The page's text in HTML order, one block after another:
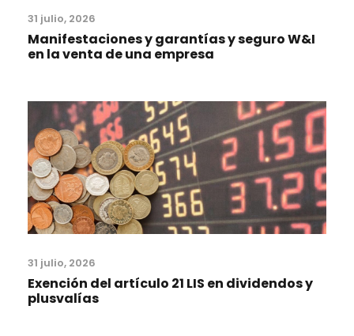
31 julio, 2026
Manifestaciones y garantías y seguro W&I
en la venta de una empresa
31 julio, 2026
Exención del artículo 21 LIS en dividendos y
plusvalías